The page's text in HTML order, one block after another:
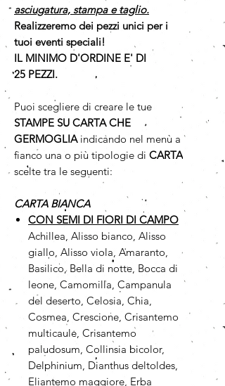
asciugatura, stampa e taglio.
Realizzeremo dei pezzi unici per i
tuoi eventi speciali!
IL MINIMO D'ORDINE E' DI
25 PEZZI.
Puoi scegliere di creare le tue
STAMPE SU CARTA CHE
GERMOGLIAindicando nel menù a
fianco una o più tipologie di CARTA
scelte tra le seguenti:
CARTA BIANCA
CON SEMI DI FIORI DI CAMPO
Achillea, Alisso bianco, Alisso
giallo, Alisso viola, Amaranto,
Basilico, Bella di notte, Bocca di
leone, Camomilla, Campanula
del deserto, Celosia, Chia,
Cosmea, Crescione, Crisantemo
multicaule, Crisantemo
paludosum, Collinsia bicolor,
Delphinium, Dianthus deltoldes,
Eliantemo maggiore, Erba